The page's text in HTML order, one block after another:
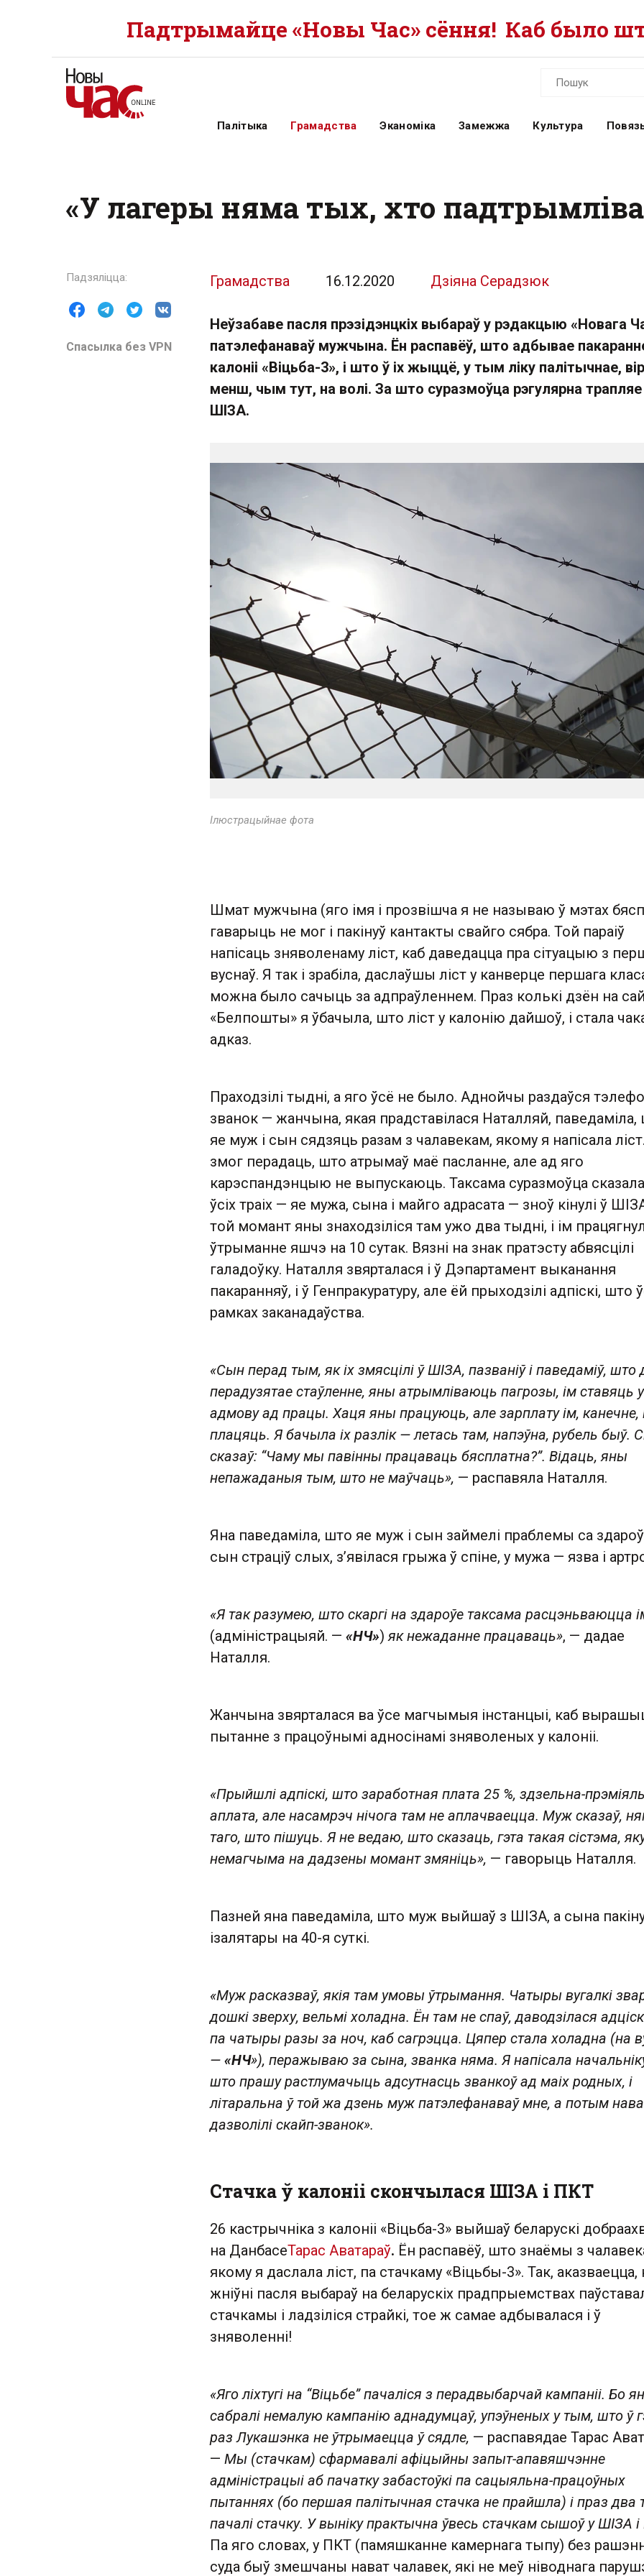
Падтрымайце «Новы Час» сёння! Каб было
Палітыка Грамадства Эканоміка Замежжа Культура
«У лагеры няма тых, хто
Спасылка без VPN
Грамадства 16.12.2020 Дзіяна Серадзюк
Неўзабаве пасля прэзідэнцкіх выбараў у рэдакцыю «Новага
патэлефанаваў мужчына. Ён распавёў, што адбывае
калоніі «Віцьба-3», і што ў іх жыццё, у тым ліку палітычнае,
менш, чым тут, на волі. За што суразмоўца рэгулярна трапляе
ШІЗА.
Ілюстрацыйнае фота
Шмат мужчына (яго імя і прозвішча я не называю ў мэтах
гаварыць не мог і пакінуў кантакты свайго сябра. Той параіў
напісаць зняволенаму ліст, каб даведацца пра сітуацыю з
вуснаў. Я так і зрабіла, даслаўшы ліст у канверце першага
можна было сачыць за адпраўленнем. Праз колькі дзён на
«Белпошты» я ўбачыла, што ліст у калонію дайшоў, і стала
адказ.
Праходзілі тыдні, а яго ўсё не было. Аднойчы раздаўся
званок — жанчына, якая прадставілася Наталляй, паведаміла,
яе муж і сын сядзяць разам з чалавекам, якому я напісала
змог перадаць, што атрымаў маё пасланне, але ад яго
карэспандэнцыю не выпускаюць. Таксама суразмоўца
ўсіх траіх — яе мужа, сына і майго адрасата — зноў кінулі ў
той момант яны знаходзіліся там ужо два тыдні, і ім
ўтрыманне яшчэ на 10 сутак. Вязні на знак пратэсту абвясцілі
галадоўку. Наталля звярталася і ў Дэпартамент выканання
пакаранняў, і ў Генпракуратуру, але ёй прыходзілі адпіскі, што
рамках заканадаўства.
«Сын перад тым, як іх змясцілі ў ШІЗА, пазваніў і паведаміў, што
перадузятае стаўленне, яны атрымліваюць пагрозы, ім ставяць у
адмову ад працы. Хаця яны працуюць, але зарплату ім, канечне,
плацяць. Я бачыла іх разлік — летась там, напэўна, рубель быў.
сказаў: “Чаму мы павінны працаваць бясплатна?”. Відаць, яны
непажаданыя тым, што не маўчаць», — распавяла Наталля.
Яна паведаміла, што яе муж і сын займелі праблемы са
сын страціў слых, з’явілася грыжа ў спіне, у мужа — язва і
«Я так разумею, што скаргі на здароўе таксама расцэньваюцца
(адміністрацыяй. — «НЧ») як нежаданне працаваць», — дадае
Наталля.
Жанчына звярталася ва ўсе магчымыя інстанцыі, каб
пытанне з працоўнымі адносінамі зняволеных у калоніі.
«Прыйшлі адпіскі, што заработная плата 25 %, здзельна-
аплата, але насамрэч нічога там не аплачваецца. Муж сказаў,
таго, што пішуць. Я не ведаю, што сказаць, гэта такая сістэма,
немагчыма на дадзены момант змяніць», — гаворыць Наталля.
Пазней яна паведаміла, што муж выйшаў з ШІЗА, а сына
ізалятары на 40-я суткі.
«Муж расказваў, якія там умовы ўтрымання. Чатыры вугалкі
дошкі зверху, вельмі холадна. Ён там не спаў, даводзілася
па чатыры разы за ноч, каб сагрэцца. Цяпер стала холадна (на
— «НЧ»), перажываю за сына, званка няма. Я напісала
што прашу растлумачыць адсутнасць званкоў ад маіх родных, і
літаральна ў той жа дзень муж патэлефанаваў мне, а потым
дазволілі скайп-званок».
Стачка ў калоніі скончылася ШІЗА і ПКТ
26 кастрычніка з калоніі «Віцьба-3» выйшаў беларускі
на ДанбасеТарас Аватараў. Ён распавёў, што знаёмы з
якому я даслала ліст, па стачкаму «Віцьбы-3». Так, аказваецца,
жніўні пасля выбараў на беларускіх прадпрыемствах
стачкамы і ладзіліся страйкі, тое ж самае адбывалася і ў
зняволенні!
«Яго ліхтугі на “Віцьбе” пачаліся з перадвыбарчай кампаніі. Бо
сабралі немалую кампанію аднадумцаў, упэўненых у тым, што ў
раз Лукашэнка не ўтрымаецца ў сядле, — распавядае Тарас
— Мы (стачкам) сфармавалі афіцыйны запыт-апавяшчэнне
адміністрацыі аб пачатку забастоўкі па сацыяльна-працоўных
пытаннях (бо першая палітычная стачка не прайшла) і праз два
пачалі стачку. У выніку практычна ўвесь стачкам сышоў у ШІЗА
Па яго словах, у ПКТ (памяшканне камернага тыпу) без
суда быў змешчаны нават чалавек, які не меў ніводнага